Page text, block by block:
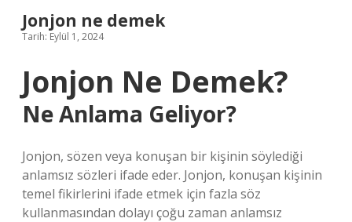
Jonjon ne demek
Tarih: Eylül 1, 2024
Jonjon Ne Demek?
Ne Anlama Geliyor?
Jonjon, sözen veya konuşan bir kişinin söylediği
anlamsız sözleri ifade eder. Jonjon, konuşan kişinin
temel fikirlerini ifade etmek için fazla söz
kullanmasından dolayı çoğu zaman anlamsız